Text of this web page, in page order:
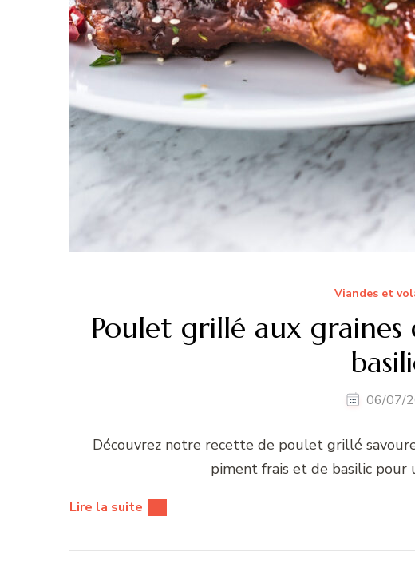
Viandes et
Poulet grillé aux
06/07/
Découvrez notre recette de poulet grillé
piment frais et de basilic pour
Lire la suite